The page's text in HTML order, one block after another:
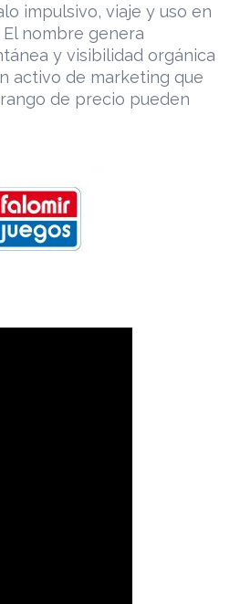
impulsivo, viaje y uso en
nombre genera
y visibilidad orgánica
activo de marketing que
de precio pueden